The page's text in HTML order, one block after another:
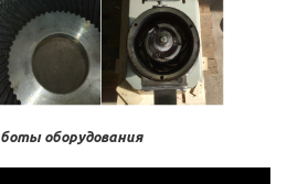
оборудования